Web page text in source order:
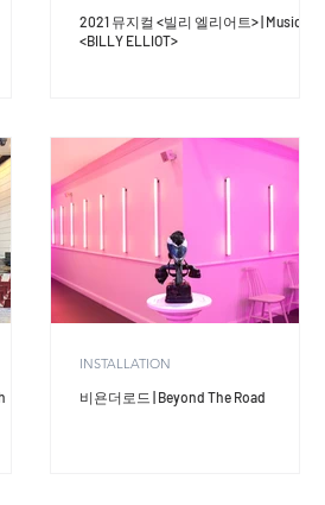
2021 뮤지컬 <빌리 엘리어트> | Musical
<BILLY ELLIOT>
비욘더로드 | Beyond The Road
INSTALLATION